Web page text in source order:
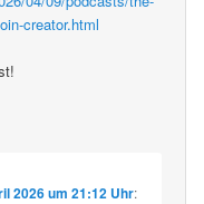
creator.html
2026 um 21:12 Uhr: